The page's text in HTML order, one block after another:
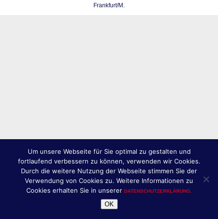
Frankfurt/M.
Um unsere Webseite für Sie optimal zu gestalten und
fortlaufend verbessern zu können, verwenden wir Cookies.
Durch die weitere Nutzung der Webseite stimmen Sie der
Verwendung von Cookies zu. Weitere Informationen zu
Cookies erhalten Sie in unserer DATENSCHUTZERKLÄRUNG.
OK